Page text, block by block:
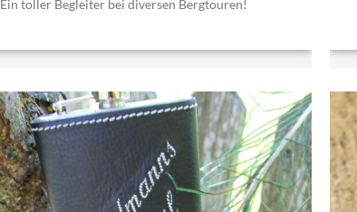
Ein toller Begleiter bei diversen Bergtouren!